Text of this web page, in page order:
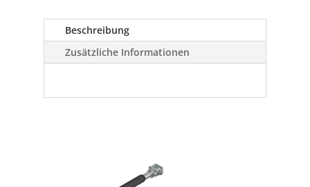
Beschreibung
Zusätzliche Informationen